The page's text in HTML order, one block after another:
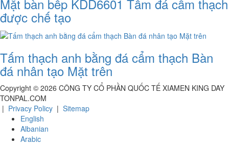
Mặt bàn bếp KDD6601 Tấm đá cẩm thạch
được chế tạo
Tấm thạch anh bằng đá cẩm thạch Bàn
đá nhân tạo Mặt trên
Copyright © 2026 CÔNG TY CỔ PHẦN QUỐC TẾ XIAMEN KING DAY
TONPAL.COM
| Privacy Policy | Sitemap
English
Albanian
Arabic